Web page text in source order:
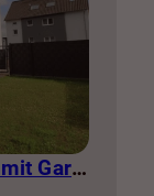
Gepflegte Doppelhaushälfte mit Garten, Garage und Glasfaseranschluss in Peine